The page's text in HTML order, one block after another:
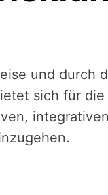
und durch
sich für